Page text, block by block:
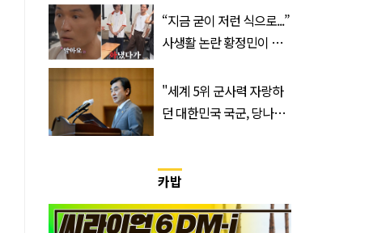
“지금 굳이 저런 식으로...”
사생활 논란 황정민이 곧
"세계 5위 군사력 자랑하
던 대한민국 국군, 당나라
카밥